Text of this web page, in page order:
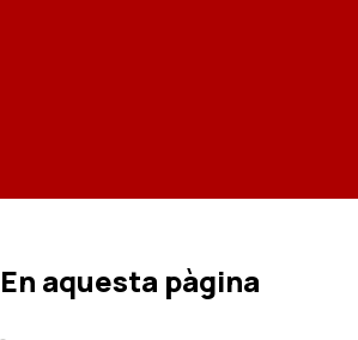
En aquesta pàgina